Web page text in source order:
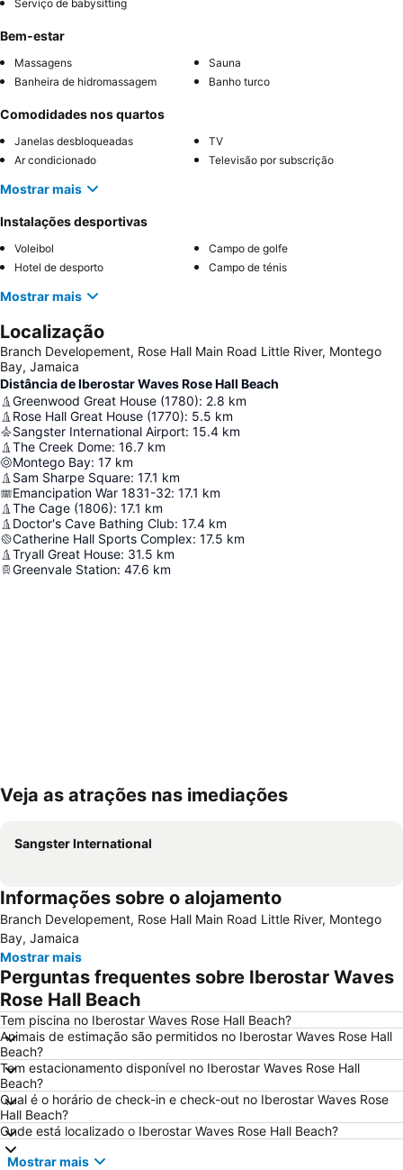
Serviço de babysitting
Bem-estar
Massagens
Sauna
Banheira de hidromassagem
Banho turco
Comodidades nos quartos
Janelas desbloqueadas
TV
Ar condicionado
Televisão por subscrição
Mostrar mais
Instalações desportivas
Voleibol
Campo de golfe
Hotel de desporto
Campo de ténis
Mostrar mais
Localização
Branch Developement, Rose Hall Main Road Little River, Montego
Bay, Jamaica
Distância de Iberostar Waves Rose Hall Beach
Greenwood Great House (1780): 2.8 km
Rose Hall Great House (1770): 5.5 km
Sangster International Airport: 15.4 km
The Creek Dome: 16.7 km
Montego Bay: 17 km
Sam Sharpe Square: 17.1 km
Emancipation War 1831-32: 17.1 km
The Cage (1806): 17.1 km
Doctor's Cave Bathing Club: 17.4 km
Catherine Hall Sports Complex: 17.5 km
Tryall Great House: 31.5 km
Greenvale Station: 47.6 km
Ampliar mapa
Veja as atrações nas imediações
Sangster International
Informações sobre o alojamento
Branch Developement, Rose Hall Main Road Little River, Montego
Bay, Jamaica
Mostrar mais
Perguntas frequentes sobre Iberostar Waves
Rose Hall Beach
Tem piscina no Iberostar Waves Rose Hall Beach?
Animais de estimação são permitidos no Iberostar Waves Rose Hall
Beach?
Tem estacionamento disponível no Iberostar Waves Rose Hall
Beach?
Qual é o horário de check-in e check-out no Iberostar Waves Rose
Hall Beach?
Onde está localizado o Iberostar Waves Rose Hall Beach?
Mostrar mais